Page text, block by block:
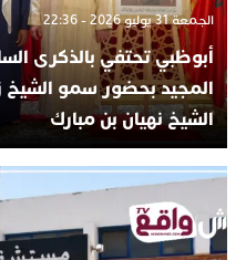
الجمعة 31 يوليو 2026 - 22:36
أبوظبي تحتفي بالذكرى
المجيد بحضور سمو الشيخ
الشيخ نهيان بن مبارك